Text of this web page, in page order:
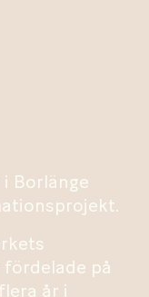
Borlänge
på
år i